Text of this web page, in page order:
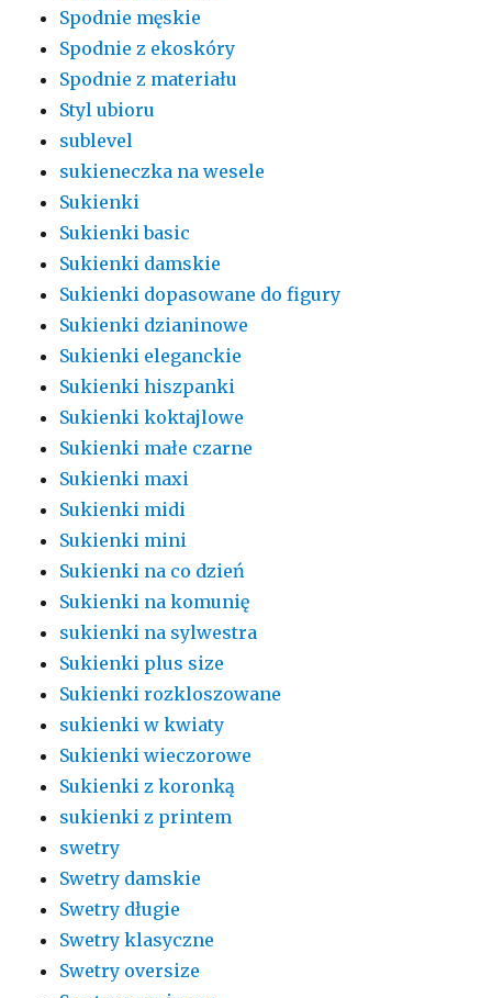
Spodnie męskie
Spodnie z ekoskóry
Spodnie z materiału
Styl ubioru
sublevel
sukieneczka na wesele
Sukienki
Sukienki basic
Sukienki damskie
Sukienki dopasowane do figury
Sukienki dzianinowe
Sukienki eleganckie
Sukienki hiszpanki
Sukienki koktajlowe
Sukienki małe czarne
Sukienki maxi
Sukienki midi
Sukienki mini
Sukienki na co dzień
Sukienki na komunię
sukienki na sylwestra
Sukienki plus size
Sukienki rozkloszowane
sukienki w kwiaty
Sukienki wieczorowe
Sukienki z koronką
sukienki z printem
swetry
Swetry damskie
Swetry długie
Swetry klasyczne
Swetry oversize